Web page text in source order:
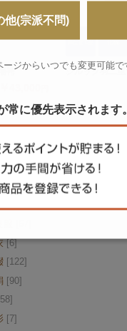
袴 シルック羽二重
1 2 3 次へ
[6]
[122]
[90]
[7]
他(宗派不問)
ージからいつでも変更可能で
常に優先表示されます。